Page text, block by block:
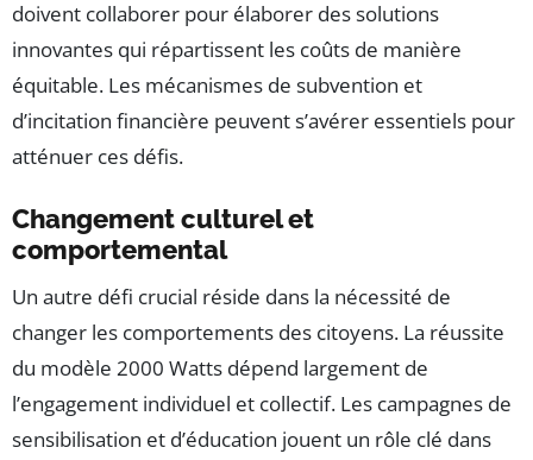
doivent collaborer pour élaborer des solutions
innovantes qui répartissent les coûts de manière
équitable. Les mécanismes de subvention et
d’incitation financière peuvent s’avérer essentiels pour
atténuer ces défis.
Changement culturel et
comportemental
Un autre défi crucial réside dans la nécessité de
changer les comportements des citoyens. La réussite
du modèle 2000 Watts dépend largement de
l’engagement individuel et collectif. Les campagnes de
sensibilisation et d’éducation jouent un rôle clé dans